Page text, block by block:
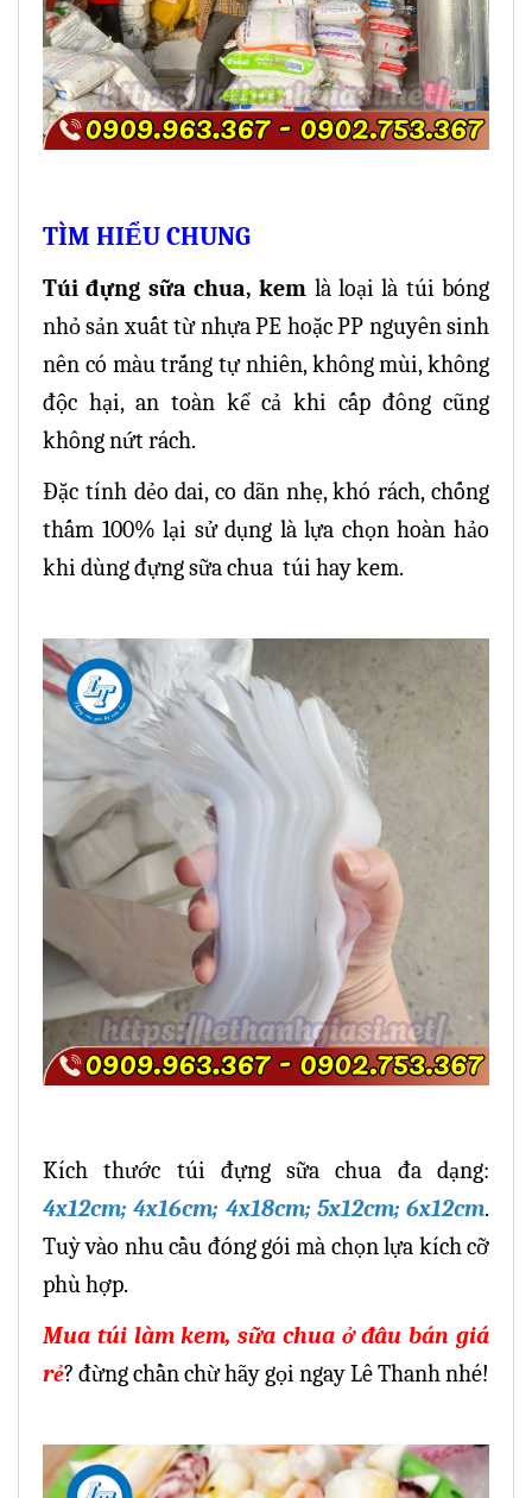
TÌM HIỂU CHUNG
Túi đựng sữa chua, kem là loại là túi bóng
nhỏ sản xuất từ nhựa PE hoặc PP nguyên sinh
nên có màu trắng tự nhiên, không mùi, không
độc hại, an toàn kể cả khi cấp đông cũng
không nứt rách.
Đặc tính dẻo dai, co dãn nhẹ, khó rách, chống
thấm 100% lại sử dụng là lựa chọn hoàn hảo
khi dùng đựng sữa chua túi hay kem.
Kích thước túi đựng sữa chua đa dạng:
4x12cm; 4x16cm; 4x18cm; 5x12cm; 6x12cm.
Tuỳ vào nhu cầu đóng gói mà chọn lựa kích cỡ
phù hợp.
Mua túi làm kem, sữa chua ở đâu bán giá
rẻ? đừng chần chừ hãy gọi ngay Lê Thanh nhé!